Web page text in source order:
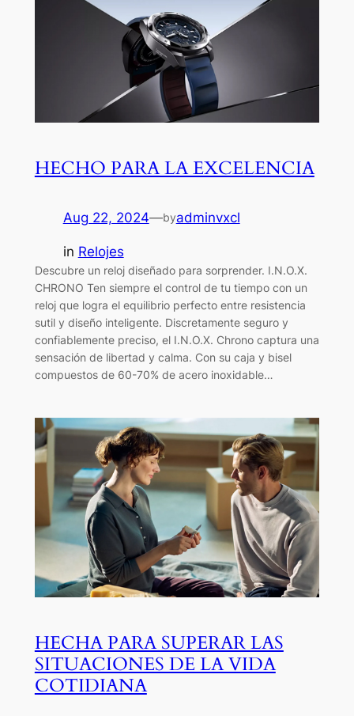
HECHO PARA LA EXCELENCIA
Aug 22, 2024—byadminvxcl
in Relojes
Descubre un reloj diseñado para sorprender. I.N.O.X.
CHRONO Ten siempre el control de tu tiempo con un
reloj que logra el equilibrio perfecto entre resistencia
sutil y diseño inteligente. Discretamente seguro y
confiablemente preciso, el I.N.O.X. Chrono captura una
sensación de libertad y calma. Con su caja y bisel
compuestos de 60-70% de acero inoxidable…
HECHA PARA SUPERAR LAS
SITUACIONES DE LA VIDA
COTIDIANA